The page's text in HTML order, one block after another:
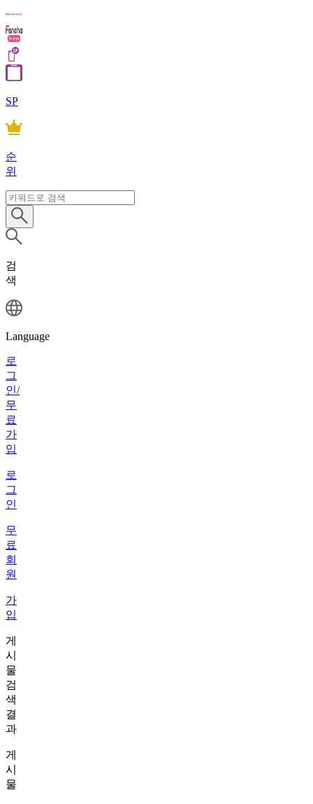
SP
순
위
검
색
Language
로
그
인/
무
료
가
입
로
그
인
무
료
회
원
가
입
게
시
물
검
색
결
과
게
시
물